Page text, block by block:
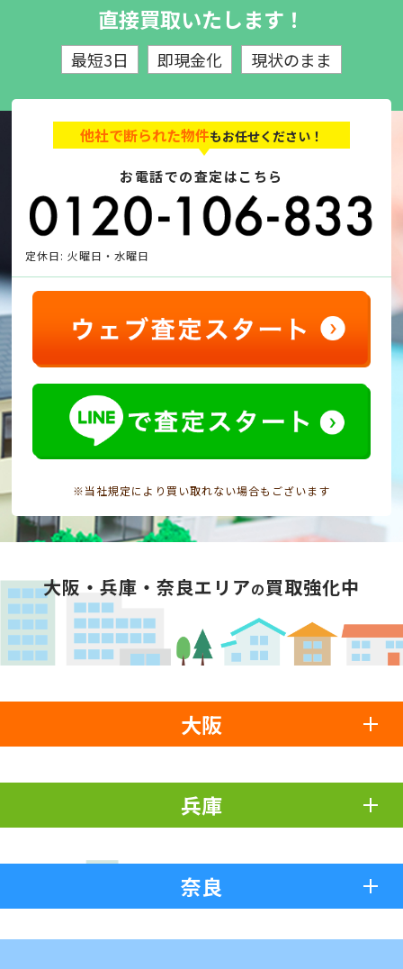
直接買取いたします！
最短3日 即現金化 現状のまま
他社で断られた物件もお任せください！
お電話での査定はこちら
定休日: 火曜日・水曜日
※当社規定により買い取れない場合もございます
大阪・兵庫・奈良エリアの買取強化中
大阪
兵庫
奈良